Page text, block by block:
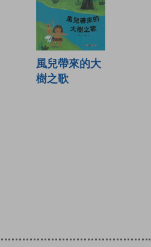
風兒帶來的大
樹之歌